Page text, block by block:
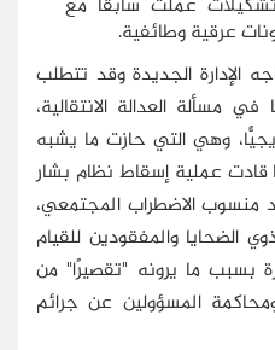
تشكيلات عملت سابقًا مع
عرقية وطائفية.
الإدارة الجديدة وقد تتطلب
مسألة العدالة الانتقالية،
وهي التي حازت ما يشبه
قادت عملية إسقاط نظام بشار
منسوب الاضطراب المجتمعي،
والمفقودين للقيام
بسبب ما يرونه "تقصيرًا" من
المسؤولين عن جرائم